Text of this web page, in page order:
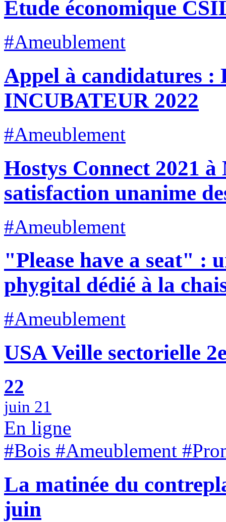
Etude économique
#Ameublement
Appel à candidatures
INCUBATEUR 2022
#Ameublement
Hostys Connect 2021 à
satisfaction unanime
#Ameublement
"Please have a seat" :
phygital dédié à la
#Ameublement
USA Veille sectorielle
22
juin 21
En ligne
#Bois #Ameublement
La matinée du
juin